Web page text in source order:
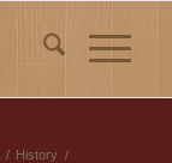
/ History /